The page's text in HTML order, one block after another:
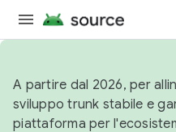
A partire dal 2026, per
sviluppo trunk stabile e
piattaforma per